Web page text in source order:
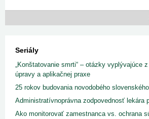
Seriály
„Konštatovanie smrti“ – otázky vyplývajúce
úpravy a aplikačnej praxe
25 rokov budovania novodobého
Administratívnoprávna zodpovednosť lekára
Ako monitorovať zamestnanca vs. ochrana